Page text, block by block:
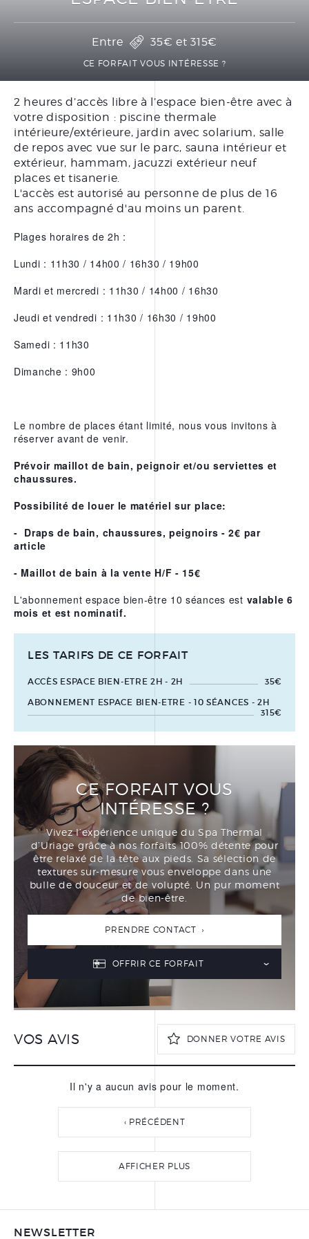
THERMALE THÉRAPEUTIQUE
DOCUMENTATIONS
BONS CADEAUX
FORFAITS
SOINS À LA CARTE
SOINS VISAGE
SOINS CORPS
LE CENTRE THERMAL
Entre 35€ et315€
CE FORFAIT VOUS INTÉRESSE ?
2 heures d’accès libre à l’espace bien-être avec à
votre disposition : piscine thermale
intérieure/extérieure, jardin avec solarium, salle
de repos avec vue sur le parc, sauna intérieur et
extérieur, hammam, jacuzzi extérieur neuf
places et tisanerie.
L'accès est autorisé au personne de plus de 16
ans accompagné d'au moins un parent.
Plages horaires de 2h :
Lundi : 11h30 / 14h00 / 16h30 / 19h00
Mardi et mercredi : 11h30 / 14h00 / 16h30
Jeudi et vendredi : 11h30 / 16h30 / 19h00
Samedi : 11h30
Dimanche : 9h00
Le nombre de places étant limité, nous vous invitons à
réserver avant de venir.
Prévoir maillot de bain, peignoir et/ou serviettes et
chaussures.
Possibilité de louer le matériel sur place:
- Draps de bain, chaussures, peignoirs - 2€ par
article
- Maillot de bain à la vente H/F - 15€
L'abonnement espace bien-être 10 séances est valable 6
mois et est nominatif.
LES TARIFS DE CE FORFAIT
ACCÈS ESPACE BIEN-ETRE 2H - 2H
35€
ABONNEMENT ESPACE BIEN-ETRE - 10 SÉANCES - 2H
315€
CE FORFAIT VOUS
INTÉRESSE ?
Vivez l’expérience unique du Spa Thermal
d’Uriage grâce à nos forfaits 100% détente pour
être relaxé de la tête aux pieds. Sa sélection de
textures sur-mesure vous enveloppe dans une
bulle de douceur et de volupté. Un pur moment
de bien-être.
PRENDRE CONTACT ›
OFFRIR CE FORFAIT
VOS AVIS DONNER VOTRE AVIS
VOTRE PRÉNOM*
Il n'y a aucun avis pour le moment.
‹ PRÉCÉDENT
AFFICHER PLUS
NEWSLETTER